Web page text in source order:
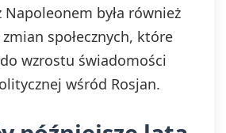
była również
społecznych, które
wzrostu świadomości
wśród Rosjan.